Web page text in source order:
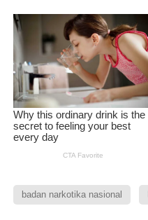
badan narkotika nasional